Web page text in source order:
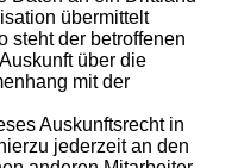
übermittelt
steht der betroffenen
über die
mit der
Auskunftsrecht in
jederzeit an den